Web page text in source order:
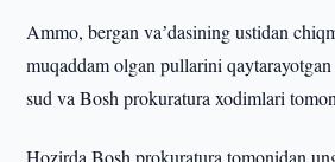
Ammo, bergan vaʼdasining ustidan
muqaddam olgan pullarini
sud va Bosh prokuratura xodimlari
Hozirda Bosh prokuratura tomonidan